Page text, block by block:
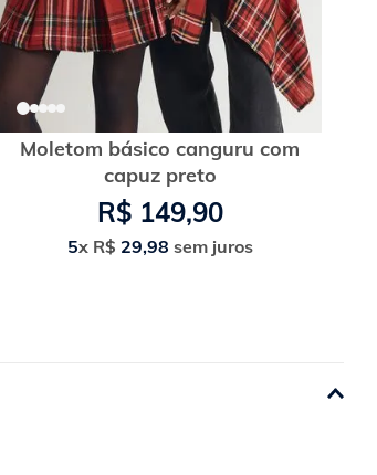
Moletom básico canguru com
capuz preto
R$ 149,90
5x R$ 29,98 sem juros